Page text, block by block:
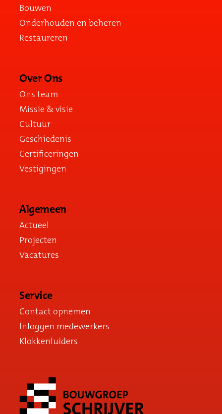
Bouwen
Onderhouden en beheren
Restaureren
Over Ons
Ons team
Missie & visie
Cultuur
Geschiedenis
Certificeringen
Vestigingen
Algemeen
Actueel
Projecten
Vacatures
Service
Contact opnemen
Inloggen medewerkers
Klokkenluiders